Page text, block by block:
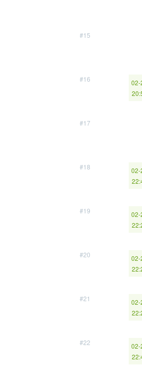
#15
#16
02-
#17
#18
02-
#19
02-
#20
02-
#21
02-
#22
02-